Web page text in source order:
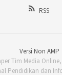
RSS
Versi Non AMP
Tim Media
Pendidikan dan